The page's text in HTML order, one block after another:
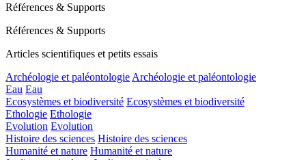
Références & Supports
Références & Supports
Articles scientifiques et petits essais
Archéologie et paléontologie Archéologie et paléontologie
Eau Eau
Ecosystèmes et biodiversité Ecosystèmes et biodiversité
Ethologie Ethologie
Evolution Evolution
Histoire des sciences Histoire des sciences
Humanité et nature Humanité et nature